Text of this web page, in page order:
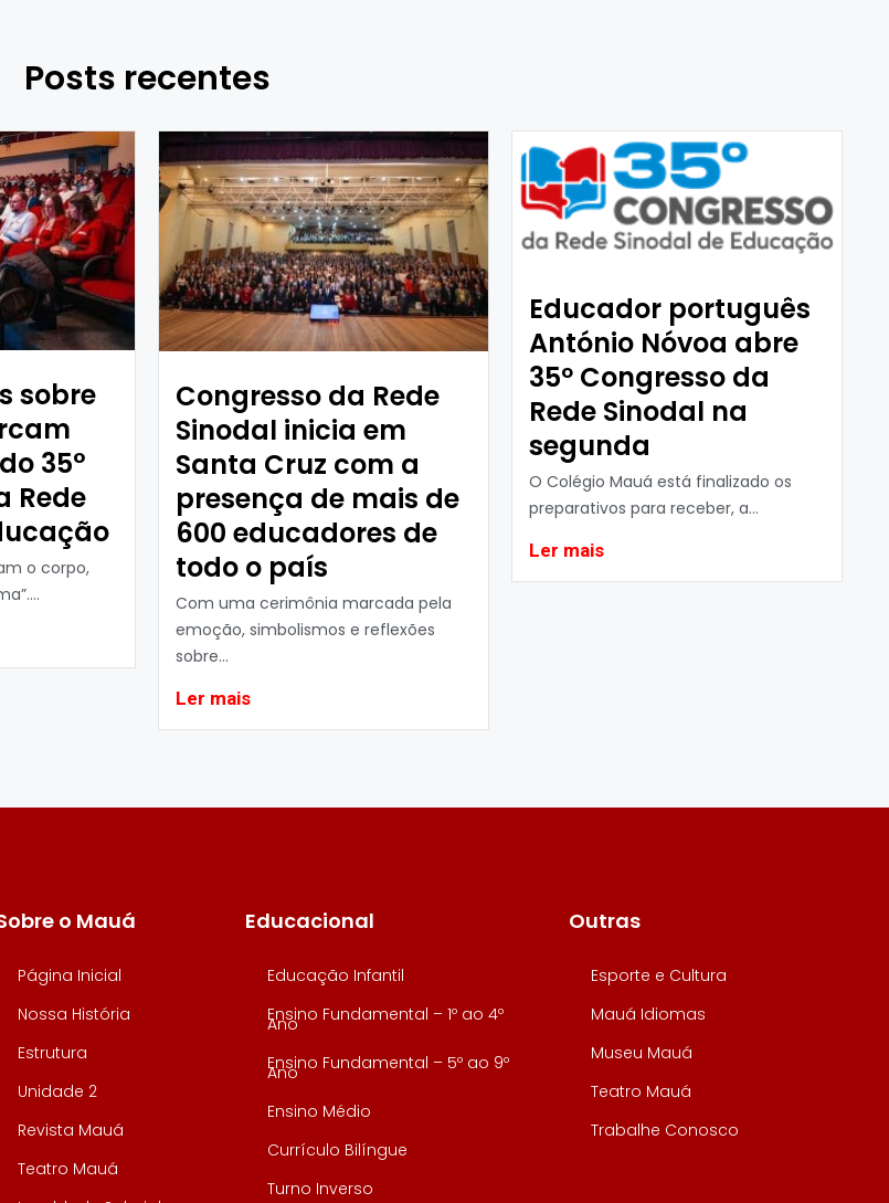
Posts recentes
sobre
35°
Rede
o corpo,
Congresso da Rede
Sinodal inicia em
Santa Cruz com a
presença de mais de
600 educadores de
todo o país
Com uma cerimônia marcada pela
emoção, simbolismos e reflexões
sobre...
Ler mais
Educador português
António Nóvoa abre
35º Congresso da
Rede Sinodal na
segunda
O Colégio Mauá está finalizado os
preparativos para receber, a...
Ler mais
o Mauá
Página Inicial
Nossa História
Estrutura
Unidade 2
Revista Mauá
Teatro Mauá
Educacional
Educação Infantil
Ensino Fundamental – 1º ao 4º
Ano
Ensino Fundamental – 5º ao 9º
Ano
Ensino Médio
Currículo Bilíngue
Turno Inverso
Outras
Esporte e Cultura
Mauá Idiomas
Museu Mauá
Teatro Mauá
Trabalhe Conosco